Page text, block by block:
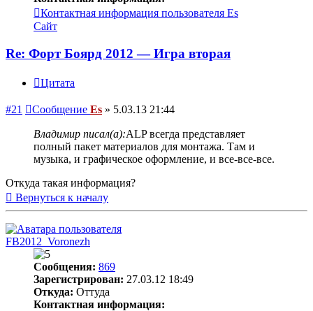
Контактная информация пользователя Es
Сайт
Re: Форт Боярд 2012 — Игра вторая
Цитата
#21 Сообщение Es » 5.03.13 21:44
Владимир писал(а):ALP всегда представляет
полный пакет материалов для монтажа. Там и
музыка, и графическое оформление, и все-все-все.
Откуда такая информация?
Вернуться к началу
FB2012_Voronezh
Сообщения: 869
Зарегистрирован: 27.03.12 18:49
Откуда: Оттуда
Контактная информация: